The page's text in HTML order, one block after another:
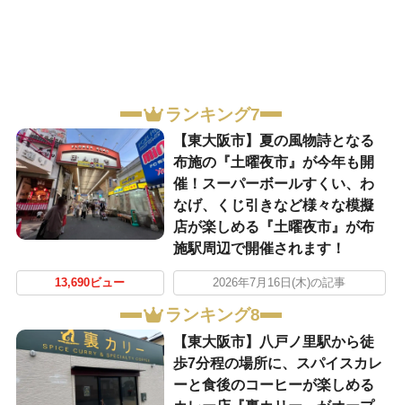
ランキング7
【東大阪市】夏の風物詩となる
布施の『土曜夜市』が今年も開
催！スーパーボールすくい、わ
なげ、くじ引きなど様々な模擬
店が楽しめる『土曜夜市』が布
施駅周辺で開催されます！
13,690ビュー 2026年7月16日(木)の記事
ランキング8
【東大阪市】八戸ノ里駅から徒
歩7分程の場所に、スパイスカレ
ーと食後のコーヒーが楽しめる